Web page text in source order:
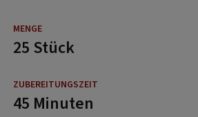
25 Stück
45 Minuten